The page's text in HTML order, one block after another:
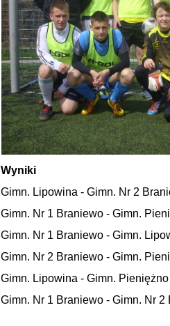
Wyniki
Gimn. Lipowina - Gimn. Nr 2
Gimn. Nr 1 Braniewo - Gimn.
Gimn. Nr 1 Braniewo - Gimn.
Gimn. Nr 2 Braniewo - Gimn.
Gimn. Lipowina - Gimn.
Gimn. Nr 1 Braniewo - Gimn. Nr 2